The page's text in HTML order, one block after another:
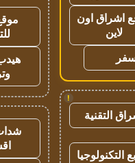
اشراق اون
لاين
!
التقنية
التكنولوجيا